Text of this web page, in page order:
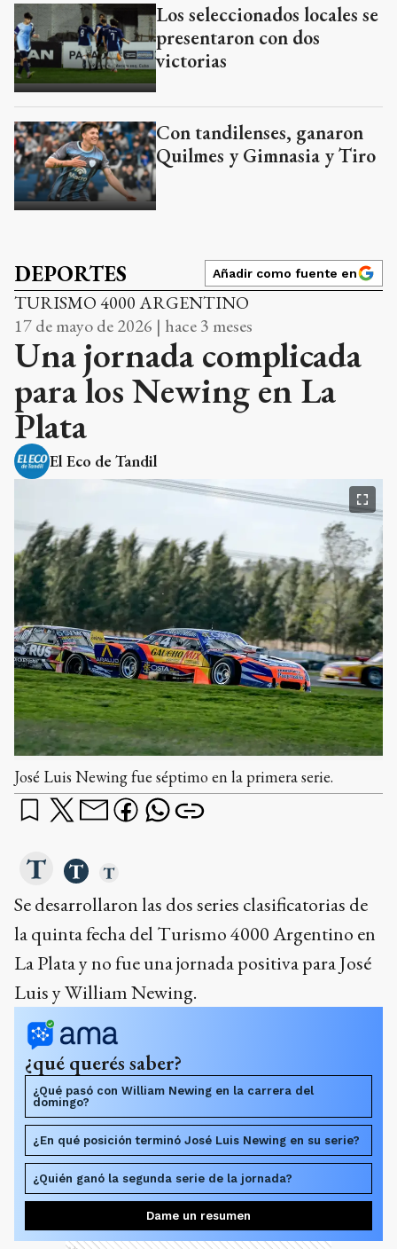
Los seleccionados locales se
presentaron con dos
victorias
Con tandilenses, ganaron
Quilmes y Gimnasia y Tiro
DEPORTES Añadir como fuente en
TURISMO 4000 ARGENTINO
17 de mayo de 2026 | hace 3 meses
Una jornada complicada
para los Newing en La
Plata
El Eco de Tandil
José Luis Newing fue séptimo en la primera serie.
Se desarrollaron las dos series clasificatorias de
la quinta fecha del Turismo 4000 Argentino en
La Plata y no fue una jornada positiva para José
Luis y William Newing.
¿qué querés saber?
¿Qué pasó con William Newing en la carrera del
domingo?
¿En qué posición terminó José Luis Newing en su serie?
¿Quién ganó la segunda serie de la jornada?
Dame un resumen